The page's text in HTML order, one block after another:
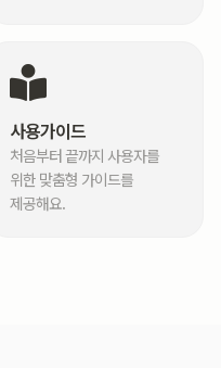
사용가이드
처음부터 끝까지 사용자를
위한 맞춤형 가이드를
제공해요.